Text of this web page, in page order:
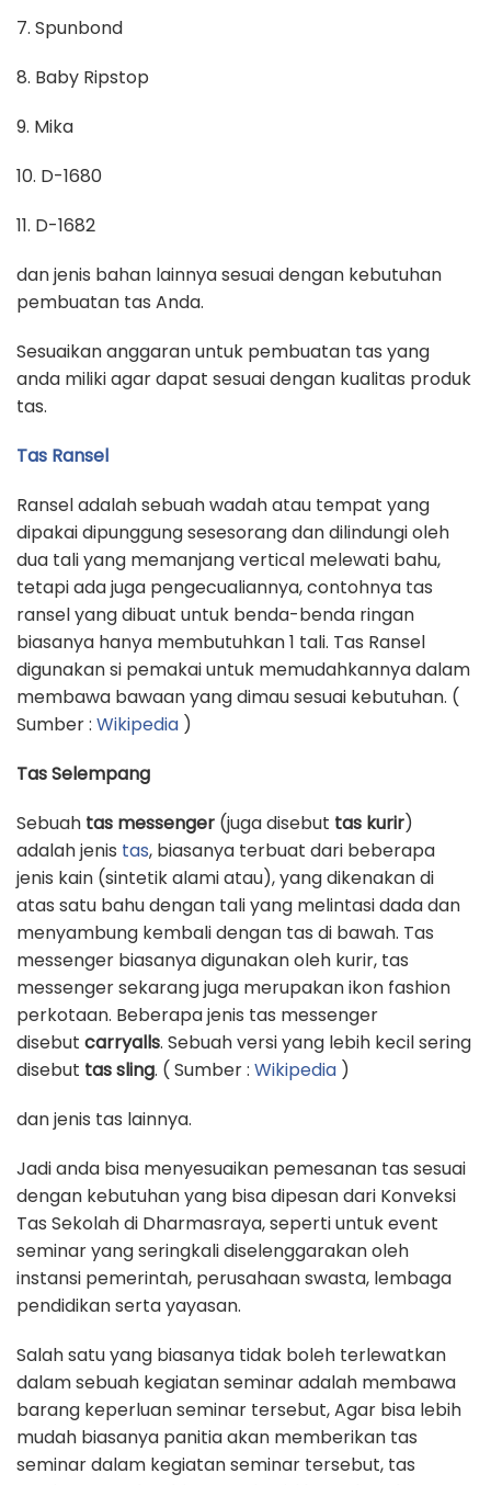
7. Spunbond
8. Baby Ripstop
9. Mika
10. D-1680
11. D-1682
dan jenis bahan lainnya sesuai dengan kebutuhan
pembuatan tas Anda.
Sesuaikan anggaran untuk pembuatan tas yang
anda miliki agar dapat sesuai dengan kualitas produk
tas.
Tas Ransel
Ransel adalah sebuah wadah atau tempat yang
dipakai dipunggung sesesorang dan dilindungi oleh
dua tali yang memanjang vertical melewati bahu,
tetapi ada juga pengecualiannya, contohnya tas
ransel yang dibuat untuk benda-benda ringan
biasanya hanya membutuhkan 1 tali. Tas Ransel
digunakan si pemakai untuk memudahkannya dalam
membawa bawaan yang dimau sesuai kebutuhan. (
Sumber : Wikipedia )
Tas Selempang
Sebuah tas messenger (juga disebut tas kurir)
adalah jenis tas, biasanya terbuat dari beberapa
jenis kain (sintetik alami atau), yang dikenakan di
atas satu bahu dengan tali yang melintasi dada dan
menyambung kembali dengan tas di bawah. Tas
messenger biasanya digunakan oleh kurir, tas
messenger sekarang juga merupakan ikon fashion
perkotaan. Beberapa jenis tas messenger
disebut carryalls. Sebuah versi yang lebih kecil sering
disebut tas sling. ( Sumber : Wikipedia )
dan jenis tas lainnya.
Jadi anda bisa menyesuaikan pemesanan tas sesuai
dengan kebutuhan yang bisa dipesan dari Konveksi
Tas Sekolah di Dharmasraya, seperti untuk event
seminar yang seringkali diselenggarakan oleh
instansi pemerintah, perusahaan swasta, lembaga
pendidikan serta yayasan.
Salah satu yang biasanya tidak boleh terlewatkan
dalam sebuah kegiatan seminar adalah membawa
barang keperluan seminar tersebut, Agar bisa lebih
mudah biasanya panitia akan memberikan tas
seminar dalam kegiatan seminar tersebut, tas